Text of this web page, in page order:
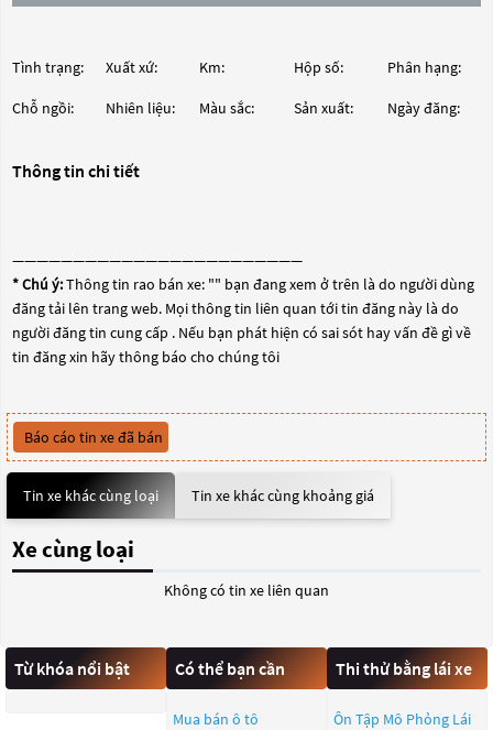
Tình trạng: Xuất xứ: Km: Hộp số: Phân hạng:
Chỗ ngồi: Nhiên liệu: Màu sắc: Sản xuất: Ngày đăng:
Thông tin chi tiết
————————————————————————
* Chú ý:Thông tin rao bán xe: "" bạn đang xem ở trên là do người dùng
đăng tải lên trang web. Mọi thông tin liên quan tới tin đăng này là do
người đăng tin cung cấp . Nếu bạn phát hiện có sai sót hay vấn đề gì về
tin đăng xin hãy thông báo cho chúng tôi
Báo cáo tin xe đã bán
Tin xe khác cùng loại Tin xe khác cùng khoảng giá
Xe cùng loại
Không có tin xe liên quan
Từ khóa nổi bật Có thể bạn cần
Mua bán ô tô
Thi thử bằng lái xe
Ôn Tập Mô Phỏng Lái